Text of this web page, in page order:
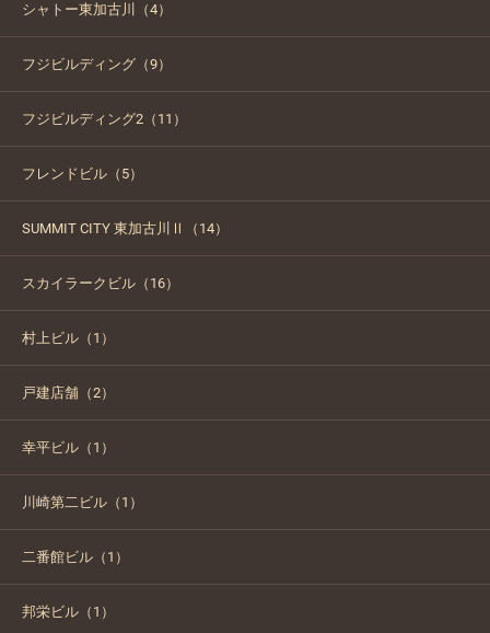
シャトー東加古川（4）
フジビルディング（9）
フジビルディング2（11）
フレンドビル（5）
SUMMIT CITY 東加古川Ⅱ（14）
スカイラークビル（16）
村上ビル（1）
戸建店舗（2）
幸平ビル（1）
川崎第二ビル（1）
二番館ビル（1）
邦栄ビル（1）